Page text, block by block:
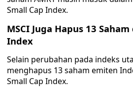
Small Cap Index.
MSCI Juga Hapus 13
Index
Selain perubahan pada indeks
menghapus 13 saham emiten
Small Cap Index.